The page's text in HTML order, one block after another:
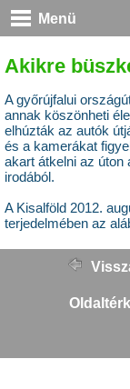
Menü
Akikre
A győrújfalui
annak köszönheti
elhúzták az autók
és a kamerákat
akart átkelni az úton
irodából.
A Kisalföld 2012.
terjedelmében az